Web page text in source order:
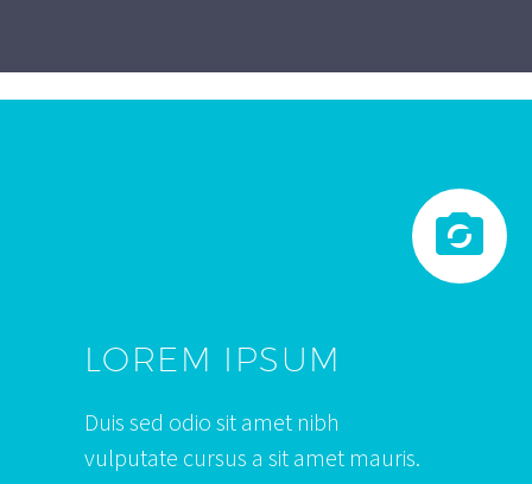


LOREM IPSUM
Duis sed odio sit amet nibh
vulputate cursus a sit amet mauris.